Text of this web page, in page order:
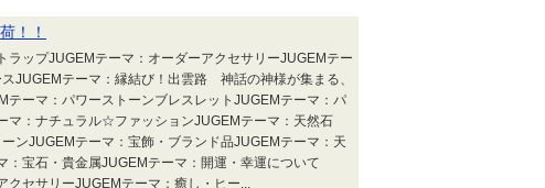
！！
ラップJUGEMテーマ：オーダーアクセサリーJUGEMテー
JUGEMテーマ：縁結び！出雲路 神話の神様が集まる、
テーマ：パワーストーンブレスレットJUGEMテーマ：パ
マ：ナチュラル☆ファッションJUGEMテーマ：天然石
ンJUGEMテーマ：宝飾・ブランド品JUGEMテーマ：天
：宝石・貴金属JUGEMテーマ：開運・幸運について
クセサリーJUGEMテーマ：癒し・ヒー...